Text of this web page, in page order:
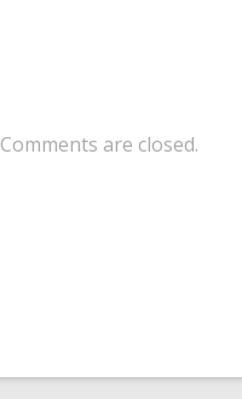
Comments are closed.